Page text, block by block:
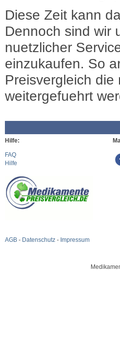
Diese Zeit kann
Dennoch sind wir
nuetzlicher
einzukaufen. So
Preisvergleich die
weitergefuehrt
Hilfe:
FAQ
Hilfe
AGB - Datenschutz - Impressum